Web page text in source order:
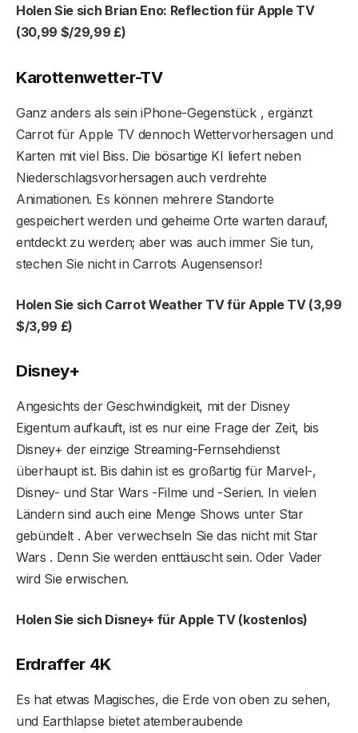
Holen Sie sich Brian Eno: Reflection für Apple TV
(30,99 $/29,99 £)
Karottenwetter-TV
Ganz anders als sein iPhone-Gegenstück , ergänzt
Carrot für Apple TV dennoch Wettervorhersagen und
Karten mit viel Biss. Die bösartige KI liefert neben
Niederschlagsvorhersagen auch verdrehte
Animationen. Es können mehrere Standorte
gespeichert werden und geheime Orte warten darauf,
entdeckt zu werden; aber was auch immer Sie tun,
stechen Sie nicht in Carrots Augensensor!
Holen Sie sich Carrot Weather TV für Apple TV (3,99
$/3,99 £)
Disney+
Angesichts der Geschwindigkeit, mit der Disney
Eigentum aufkauft, ist es nur eine Frage der Zeit, bis
Disney+ der einzige Streaming-Fernsehdienst
überhaupt ist. Bis dahin ist es großartig für Marvel-,
Disney- und Star Wars -Filme und -Serien. In vielen
Ländern sind auch eine Menge Shows unter Star
gebündelt . Aber verwechseln Sie das nicht mit Star
Wars . Denn Sie werden enttäuscht sein. Oder Vader
wird Sie erwischen.
Holen Sie sich Disney+ für Apple TV (kostenlos)
Erdraffer 4K
Es hat etwas Magisches, die Erde von oben zu sehen,
und Earthlapse bietet atemberaubende